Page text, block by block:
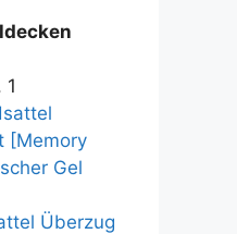
1
Überzug